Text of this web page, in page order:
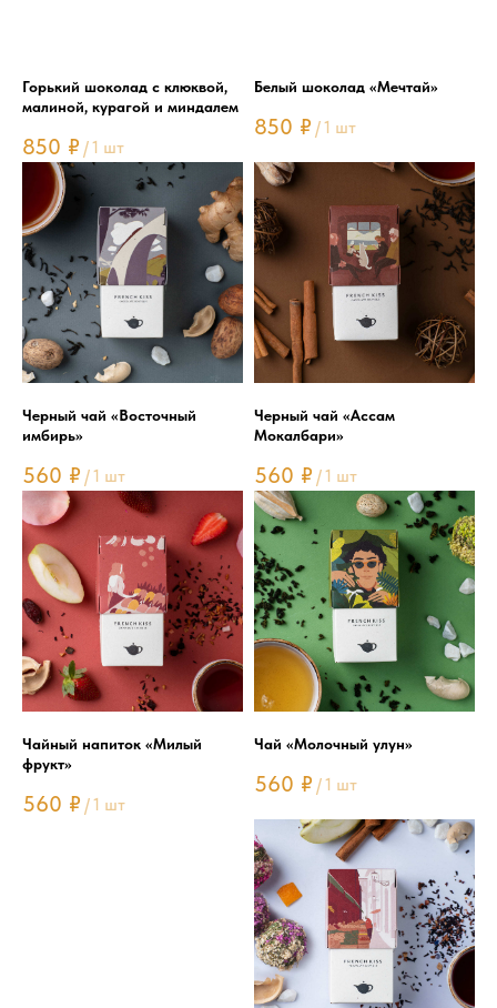
Горький шоколад с клюквой,
малиной, курагой и миндалем
850 ₽ /1 шт
Белый шоколад «Мечтай»
850 ₽ /1 шт
Черный чай «Восточный
имбирь»
560 ₽ /1 шт
Черный чай «Ассам
Мокалбари»
560 ₽ /1 шт
Чайный напиток «Милый
фрукт»
560 ₽ /1 шт
Чай «Молочный улун»
560 ₽ /1 шт